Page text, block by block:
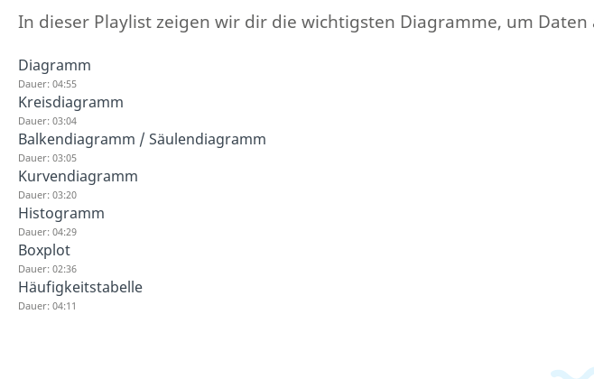
In dieser Playlist zeigen wir dir die wichtigsten Diagramme, um
Diagramm
Dauer: 04:55
Kreisdiagramm
Dauer: 03:04
Balkendiagramm / Säulendiagramm
Dauer: 03:05
Kurvendiagramm
Dauer: 03:20
Histogramm
Dauer: 04:29
Boxplot
Dauer: 02:36
Häufigkeitstabelle
Dauer: 04:11